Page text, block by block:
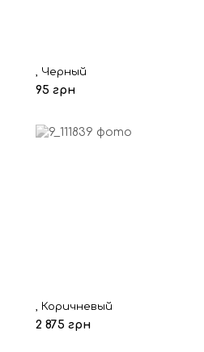
, Черный
95 грн
, Коричневый
2 875 грн